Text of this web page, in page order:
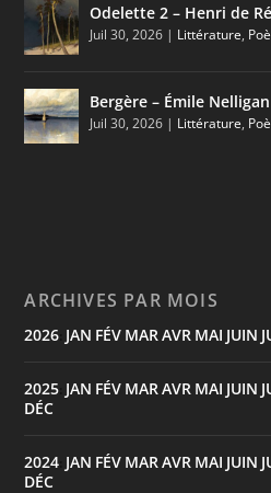
Odelette 2 – Henri de
Juil 30, 2026 | Littérature,
Bergère – Émile Nelligan
Juil 30, 2026 | Littérature,
ARCHIVES PAR MOIS
2026 JAN FÉV MARAVR MAI JUIN
2025 JAN FÉV MARAVR MAI JUIN
DÉC
2024 JAN FÉV MARAVR MAI JUIN
DÉC